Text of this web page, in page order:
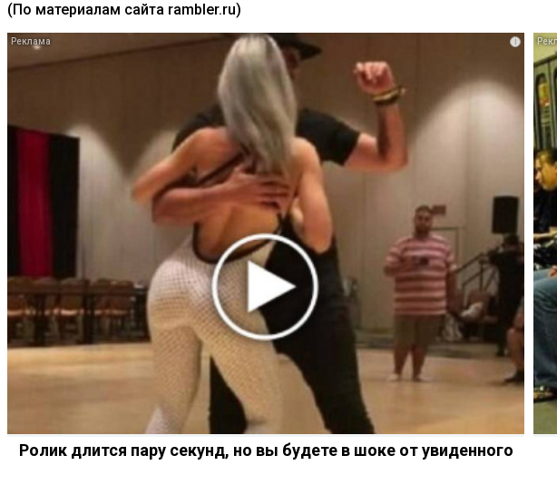
(По материалам сайта rambler.ru)
i
Ролик длится пару секунд, но вы будете в шоке от увиденного